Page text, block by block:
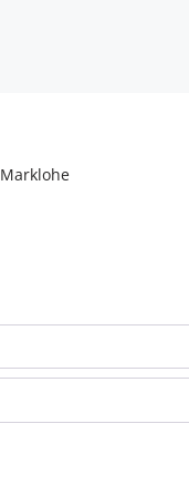
Marklohe